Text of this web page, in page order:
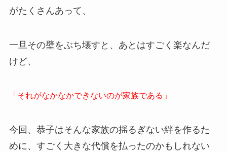
がたくさんあって、
一旦その壁をぶち壊すと、あとはすごく楽なんだ
けど、
「それがなかなかできないのが家族である」
今回、恭子はそんな家族の揺るぎない絆を作るた
めに、すごく大きな代償を払ったのかもしれない